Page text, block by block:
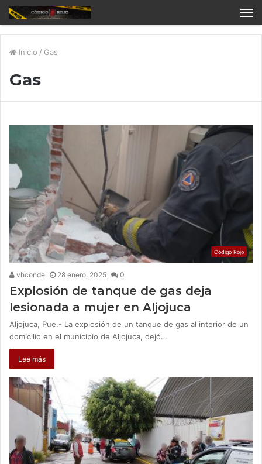
Inicio / Gas
Gas
Código Rojo
vhconde 28 enero, 2025 0
Explosión de tanque de gas deja
lesionada a mujer en Aljojuca
Aljojuca, Pue.- La explosión de un tanque de gas al interior de un
domicilio en el municipio de Aljojuca, dejó…
Lee más